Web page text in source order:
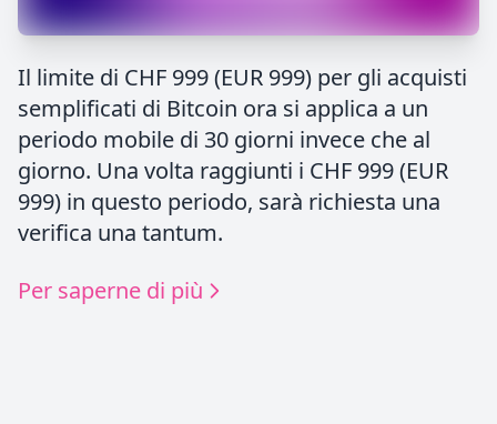
Il limite di CHF 999 (EUR 999) per gli acquisti
semplificati di Bitcoin ora si applica a un
periodo mobile di 30 giorni invece che al
giorno. Una volta raggiunti i CHF 999 (EUR
999) in questo periodo, sarà richiesta una
verifica una tantum.
Per saperne di più